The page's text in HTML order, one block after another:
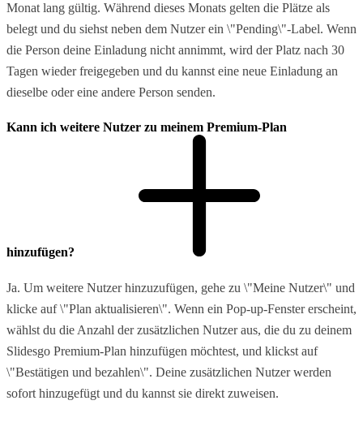
Monat lang gültig. Während dieses Monats gelten die Plätze als
belegt und du siehst neben dem Nutzer ein \"Pending\"-Label. Wenn
die Person deine Einladung nicht annimmt, wird der Platz nach 30
Tagen wieder freigegeben und du kannst eine neue Einladung an
dieselbe oder eine andere Person senden.
Kann ich weitere Nutzer zu meinem Premium-Plan
hinzufügen?
Ja. Um weitere Nutzer hinzuzufügen, gehe zu \"Meine Nutzer\" und
klicke auf \"Plan aktualisieren\". Wenn ein Pop-up-Fenster erscheint,
wählst du die Anzahl der zusätzlichen Nutzer aus, die du zu deinem
Slidesgo Premium-Plan hinzufügen möchtest, und klickst auf
\"Bestätigen und bezahlen\". Deine zusätzlichen Nutzer werden
sofort hinzugefügt und du kannst sie direkt zuweisen.